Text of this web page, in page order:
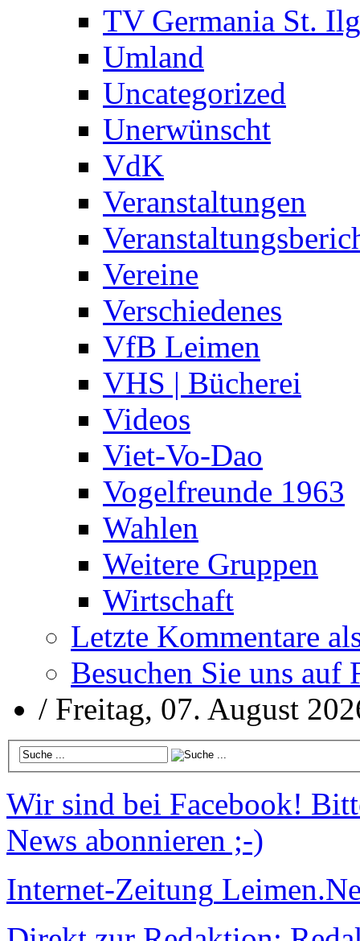
TV Germania St.
Umland
Uncategorized
Unerwünscht
VdK
Veranstaltungen
Vereine
Verschiedenes
VfB Leimen
VHS | Bücherei
Videos
Viet-Vo-Dao
Vogelfreunde 1963
Wahlen
Weitere Gruppen
Wirtschaft
Letzte Kommentare
Besuchen Sie uns auf
/ Freitag, 07. August
Wir sind bei Facebook!
News abonnieren ;-)
Internet-Zeitung